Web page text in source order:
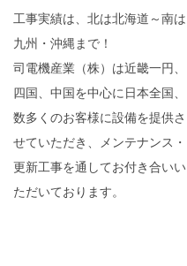
工事実績は、北は北海道～南は
九州・沖縄まで！
司電機産業（株）は近畿一円、
四国、中国を中心に日本全国、
数多くのお客様に設備を提供さ
せていただき、メンテナンス・
更新工事を通してお付き合いい
ただいております。